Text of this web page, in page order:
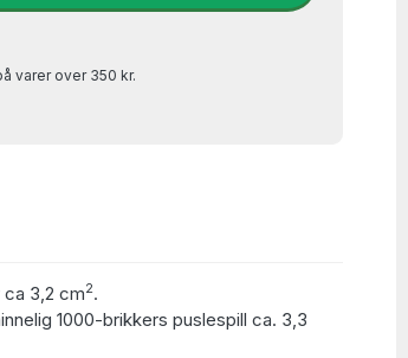
varer over 350 kr.
3,2 cm2.
1000-brikkers puslespill ca. 3,3